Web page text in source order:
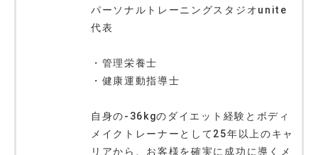
パーソナルトレーニングスタジオunite
代表
・管理栄養士
・健康運動指導士
自身の-36kgのダイエット経験とボディ
メイクトレーナーとして25年以上のキャ
リアから、お客様を確実に成功に導くメ